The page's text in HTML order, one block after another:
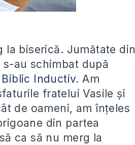
la biserică. Jumătate din
s-au schimbat după
Inductiv. Am
fratelui Vasile și
de oameni, am înțeles
din partea
ca să nu merg la